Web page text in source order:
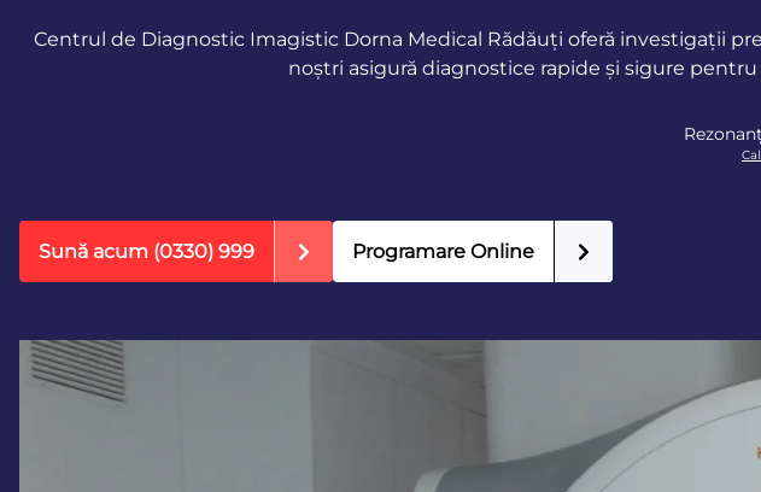
Centrul de Diagnostic Imagistic Dorna Medical Rădăuți oferă investigații
noștri asigură diagnostice rapide și sigure
Sună acum (0330) 999 Programare Online